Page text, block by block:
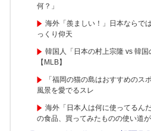
何？」
海外「羨ましい！」日本ならで
っくり仰天
韓国人「日本の村上宗隆 vs 韓
【MLB】
「福岡の猫の島はおすすめのス
風景を愛でるスレ
海外「日本人は何に使ってるん
の食品、買ってみたものの使い道